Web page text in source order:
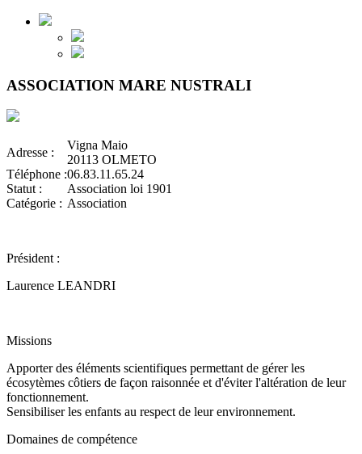
ASSOCIATION MARE NUSTRALI
Adresse :
Vigna Maio
20113 OLMETO
Téléphone :06.83.11.65.24
Statut :
Association loi 1901
Catégorie : Association
Président :
Laurence LEANDRI
Missions
Apporter des éléments scientifiques permettant de gérer les
écosytèmes côtiers de façon raisonnée et d'éviter l'altération de leur
fonctionnement.
Sensibiliser les enfants au respect de leur environnement.
Domaines de compétence